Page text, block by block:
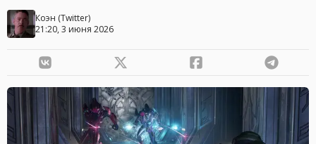
Коэн (Twitter)
21:20, 3 июня 2026